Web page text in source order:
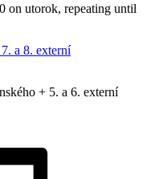
on utorok, repeating until
a 8. externí
+ 5. a 6. externí